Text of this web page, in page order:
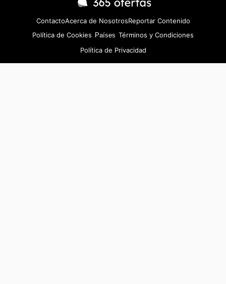
ContactoAcerca de NosotrosReportar Contenido
Política de Cookies Países Términos y Condiciones
Política de Privacidad